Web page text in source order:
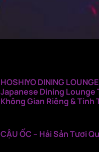
HOSHIYO DINING
Japanese Dining Lounge
Không Gian Riêng & Tinh
CẬU ỐC – Hải Sản Tươi